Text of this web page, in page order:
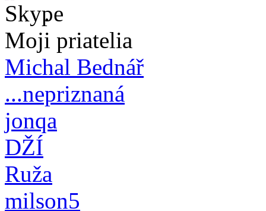
.
Moji priatelia
Michal Bednář
...nepriznaná
jonqa
DŽÍ
Ruža
milson5